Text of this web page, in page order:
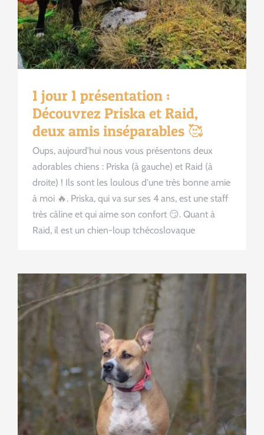
1 jour 1 présentation :
Découvrez Priska et Raid,
deux amis inséparables 🥰
Oups, aujourd'hui nous vous présentons deux
adorables chiens : Priska (à gauche) et Raid (à
droite) ! Ils sont les loulous d'une très bonne amie
à moi 🔥. Priska, qui va sur ses 4 ans, est une staff
très câline et qui aime son confort 😏. Quant à
Raid, il est un chien-loup tchécoslovaque